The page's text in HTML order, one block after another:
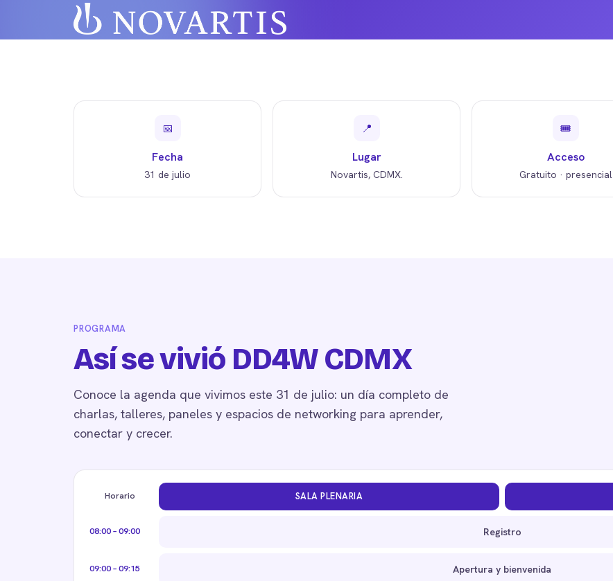
📅
Fecha
31 de julio
📍
Lugar
Novartis, CDMX.
🎟️
Acceso
Gratuito · presencial
PROGRAMA
Así se vivió DD4W CDMX
Conoce la agenda que vivimos este 31 de julio: un día completo de
charlas, talleres, paneles y espacios de networking para aprender,
conectar y crecer.
Horario SALA PLENARIA
08:00 – 09:00 Registro
09:00 – 09:15 Apertura y bienvenida